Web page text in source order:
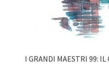
I GRANDI MAESTRI 99: